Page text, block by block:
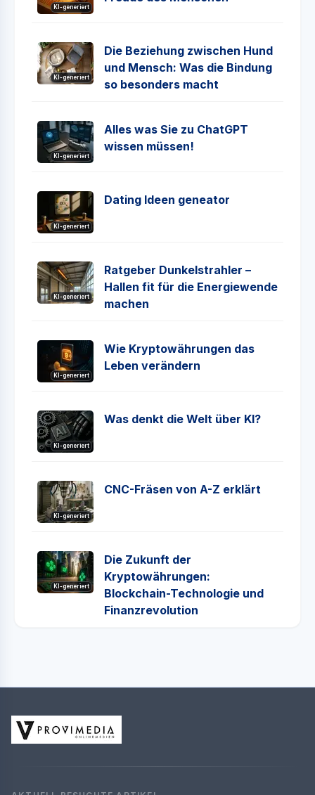
KI-generiert
KI-generiert
Die Beziehung zwischen Hund
und Mensch: Was die Bindung
so besonders macht
KI-generiert
Alles was Sie zu ChatGPT
wissen müssen!
KI-generiert
Dating Ideen geneator
KI-generiert
Ratgeber Dunkelstrahler –
Hallen fit für die Energiewende
machen
KI-generiert
Wie Kryptowährungen das
Leben verändern
KI-generiert
Was denkt die Welt über KI?
KI-generiert
CNC-Fräsen von A-Z erklärt
KI-generiert
Die Zukunft der
Kryptowährungen:
Blockchain-Technologie und
Finanzrevolution